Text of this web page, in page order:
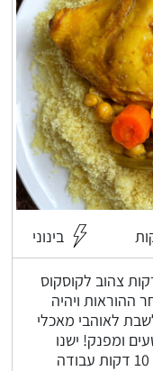
בינוני
צהוב לקוסקוס
ההוראות ויהיה
לאוהבי מאכלי
ומפנק! ישנו
מתכון איך להכין קוסקוס במיקרוגל תוך 10 דקות עבודה